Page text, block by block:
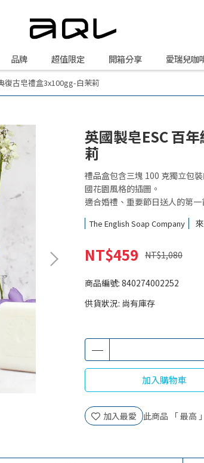
品牌 超值限定 開箱分享 愛瑞兒咖
復古皂禮盒3x100gg-白茉莉
英國製皂ESC 百
莉
禮品盒包含三塊 100 克獨立包
國花園風格的插圖。
適合婚禮、重要節日送人的第一
The English Soap Company
NT$459 NT$1,080
商品編號: 840274002252
供貨狀況: 尚有庫存
加入購物車
加入最愛 此商品 「 最高